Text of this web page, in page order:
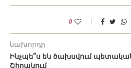
0
նախորդը
Ինչպե՞ս են ծախսվում
Շիրակում